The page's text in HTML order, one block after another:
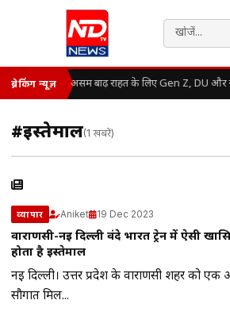
ब्रेकिंग न्यूज़ असम बाढ़ राहत के लिए Gen Z, DU और
#इस्‍तेमाल(1 खबरें)
व्यापार Aniket 19 Dec 2023
वाराणसी-नई दिल्‍ली वंदे भारत ट्रेन में ऐसी
होता है इस्‍तेमाल
नई दिल्ली। उत्तर प्रदेश के वाराणसी शहर को एक
सौगात मिल...